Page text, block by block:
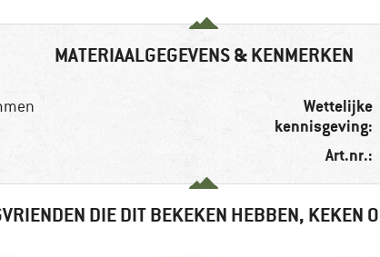
MATERIAALGEGEVENS & KENMERKEN
Wettelijke
kennisgeving:
Art.nr.:
DIE DIT BEKEKEN HEBBEN, KEKEN